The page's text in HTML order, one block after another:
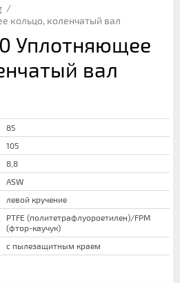
/
кольцо, коленчатый вал
Уплотняющее
вал
85
105
8,8
ASW
левой кручение
PTFE (политетрафлуороетилен)/FPM
(фтор-каучук)
с пылезащитным краем